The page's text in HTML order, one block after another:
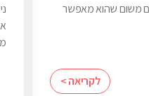
משום שהוא מאפשר
לקריאה >